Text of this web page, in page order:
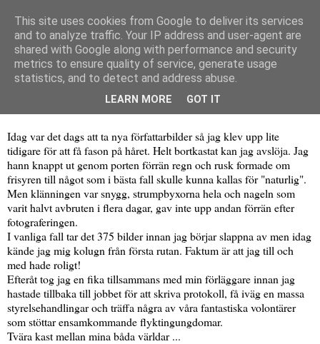
onsdag 9 december 2015
Fotograferingsdags
Idag var det dags att ta nya författarbilder så jag klev upp lite
tidigare för att få fason på håret. Helt bortkastat kan jag avslöja. Jag
hann knappt ut genom porten förrän regn och rusk formade om
frisyren till något som i bästa fall skulle kunna kallas för "naturlig".
Men klänningen var snygg, strumpbyxorna hela och nageln som
varit halvt avbruten i flera dagar, gav inte upp andan förrän efter
fotograferingen.
I vanliga fall tar det 375 bilder innan jag börjar slappna av men idag
kände jag mig kolugn från första rutan. Faktum är att jag till och
med hade roligt!
Efteråt tog jag en fika tillsammans med min förläggare innan jag
hastade tillbaka till jobbet för att skriva protokoll, få iväg en massa
styrelsehandlingar och träffa några av våra fantastiska volontärer
som stöttar ensamkommande flyktingungdomar.
Tvära kast mellan mina båda världar ...
This site uses cookies from Google to deliver its services
and to analyze traffic. Your IP address and user-agent are
shared with Google along with performance and security
metrics to ensure quality of service, generate usage
statistics, and to detect and address abuse.
LEARN MORE GOT IT